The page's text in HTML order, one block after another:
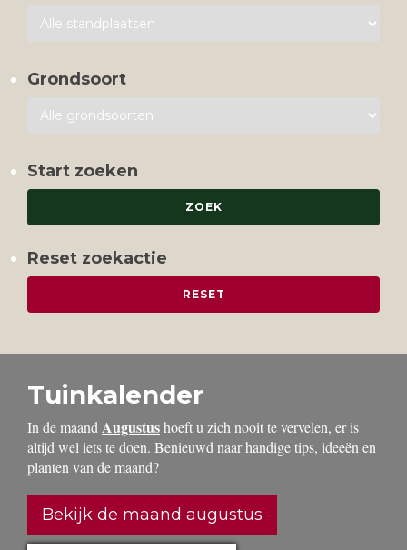
Grondsoort
Start zoeken
Reset zoekactie
Tuinkalender
In de maand Augustushoeft u zich nooit te vervelen, er is
altijd wel iets te doen. Benieuwd naar handige tips, ideeën en
planten van de maand?
Bekijk de maand augustus